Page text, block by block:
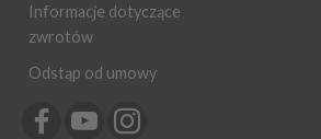
Informacje dotyczące
zwrotów
Odstąp od umowy